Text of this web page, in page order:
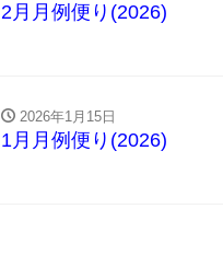
2月月例便り(2026)
2026年1月15日
1月月例便り(2026)